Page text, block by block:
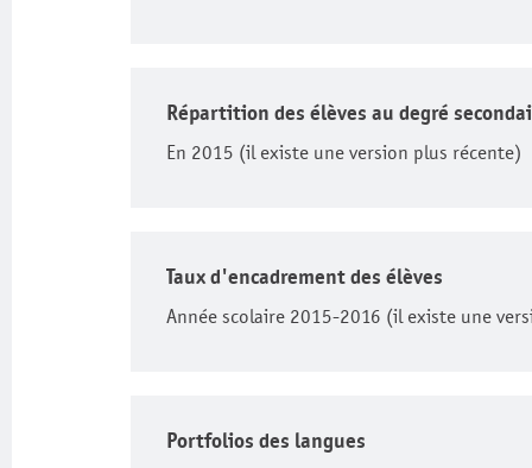
Répartition des élèves au degré
En 2015 (il existe une version plus récente)
Taux d'encadrement des élèves
Année scolaire 2015-2016 (il existe une
Portfolios des langues